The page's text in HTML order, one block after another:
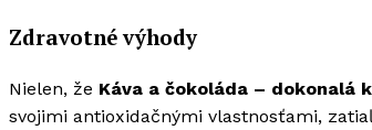
Zdravotné výhody
Nielen, že Káva a čokoláda – dokonalá
svojimi antioxidačnými vlastnosťami,